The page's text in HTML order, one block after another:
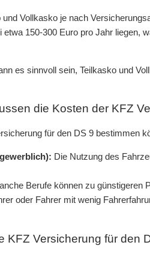
Vollkasko je nach
150-300 Euro pro Jahr liegen,
es sinnvoll sein, Teilkasko und
die Kosten der KFZ
für den DS 9 bestimmen
Die Nutzung des
Berufe können zu günstigeren
oder Fahrer mit wenig
KFZ Versicherung für den